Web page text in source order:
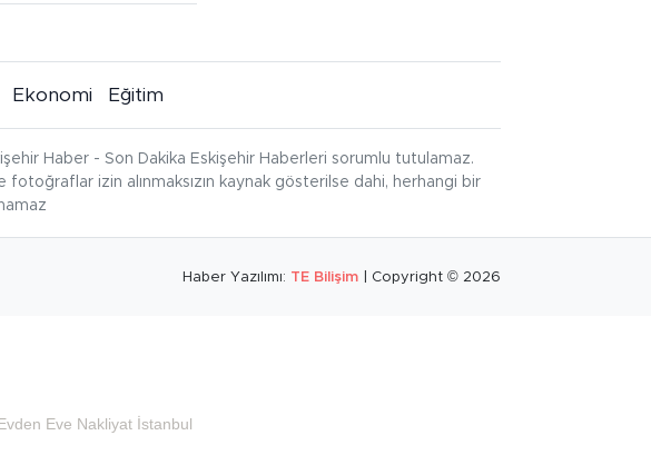
Ekonomi Eğitim
Haber - Son Dakika Eskişehir Haberleri sorumlu tutulamaz.
fotoğraflar izin alınmaksızın kaynak gösterilse dahi, herhangi bir
Haber Yazılımı: TE Bilişim | Copyright © 2026
Eve Nakliyat İstanbul